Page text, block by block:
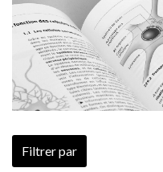
Filtrer par